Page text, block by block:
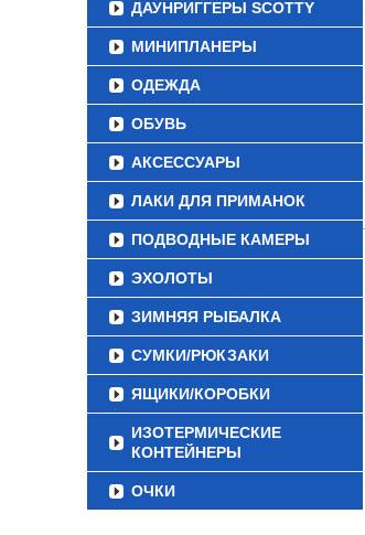
ДАУНРИГГЕРЫ SCOTTY
МИНИПЛАНЕРЫ
ОДЕЖДА
ОБУВЬ
АКСЕССУАРЫ
ЛАКИ ДЛЯ ПРИМАНОК
ПОДВОДНЫЕ КАМЕРЫ
ЭХОЛОТЫ
ЗИМНЯЯ РЫБАЛКА
СУМКИ/РЮКЗАКИ
ЯЩИКИ/КОРОБКИ
ИЗОТЕРМИЧЕСКИЕ
КОНТЕЙНЕРЫ
ОЧКИ